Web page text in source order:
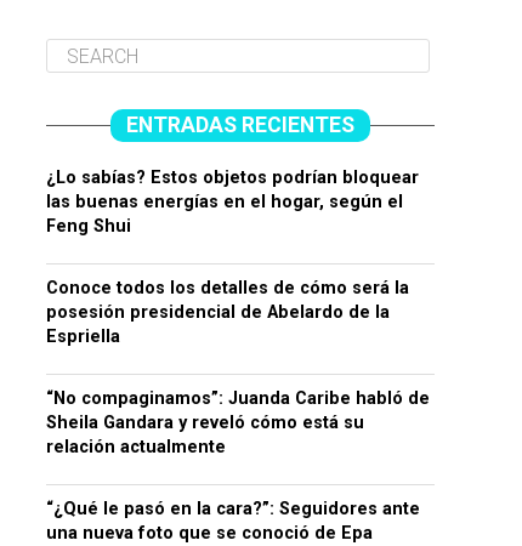
ENTRADAS RECIENTES
¿Lo sabías? Estos objetos podrían bloquear
las buenas energías en el hogar, según el
Feng Shui
Conoce todos los detalles de cómo será la
posesión presidencial de Abelardo de la
Espriella
“No compaginamos”: Juanda Caribe habló de
Sheila Gandara y reveló cómo está su
relación actualmente
“¿Qué le pasó en la cara?”: Seguidores ante
una nueva foto que se conoció de Epa